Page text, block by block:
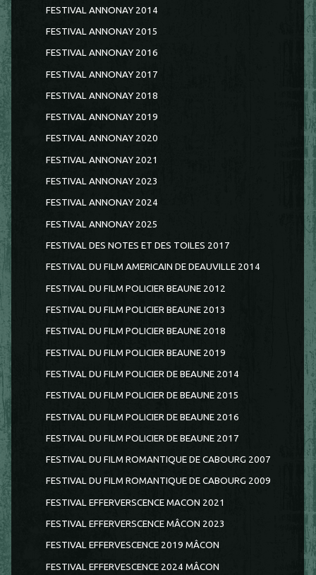
FESTIVAL ANNONAY 2014
FESTIVAL ANNONAY 2015
FESTIVAL ANNONAY 2016
FESTIVAL ANNONAY 2017
FESTIVAL ANNONAY 2018
FESTIVAL ANNONAY 2019
FESTIVAL ANNONAY 2020
FESTIVAL ANNONAY 2021
FESTIVAL ANNONAY 2023
FESTIVAL ANNONAY 2024
FESTIVAL ANNONAY 2025
FESTIVAL DES NOTES ET DES TOILES 2017
FESTIVAL DU FILM AMERICAIN DE DEAUVILLE 2014
FESTIVAL DU FILM POLICIER BEAUNE 2012
FESTIVAL DU FILM POLICIER BEAUNE 2013
FESTIVAL DU FILM POLICIER BEAUNE 2018
FESTIVAL DU FILM POLICIER BEAUNE 2019
FESTIVAL DU FILM POLICIER DE BEAUNE 2014
FESTIVAL DU FILM POLICIER DE BEAUNE 2015
FESTIVAL DU FILM POLICIER DE BEAUNE 2016
FESTIVAL DU FILM POLICIER DE BEAUNE 2017
FESTIVAL DU FILM ROMANTIQUE DE CABOURG 2007
FESTIVAL DU FILM ROMANTIQUE DE CABOURG 2009
FESTIVAL EFFERVERSCENCE MACON 2021
FESTIVAL EFFERVERSCENCE MÂCON 2023
FESTIVAL EFFERVESCENCE 2019 MÂCON
FESTIVAL EFFERVESCENCE 2024 MÂCON